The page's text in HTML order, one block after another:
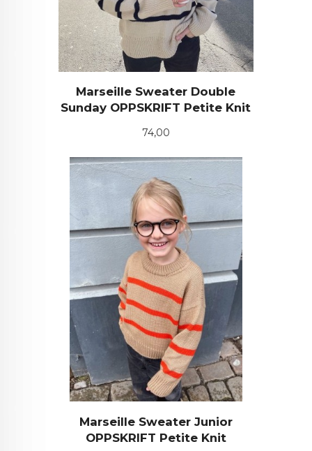
Marseille Sweater Double
Sunday OPPSKRIFT Petite Knit
Pris
74,00
Marseille Sweater Junior
OPPSKRIFT Petite Knit